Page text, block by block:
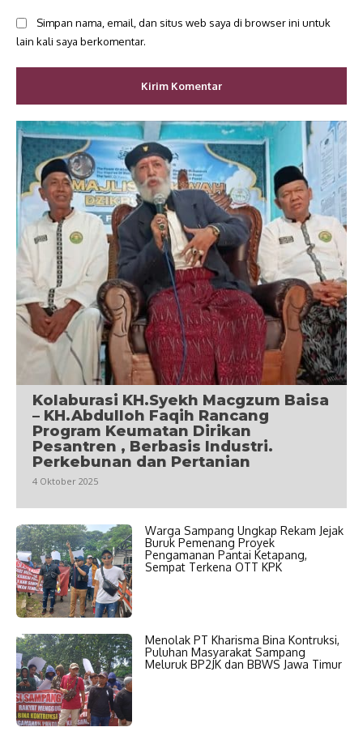
Simpan nama, email, dan situs web saya di browser ini untuk
lain kali saya berkomentar.
Kolaburasi KH.Syekh Macgzum Baisa
– KH.Abdulloh Faqih Rancang
Program Keumatan Dirikan
Pesantren , Berbasis Industri.
Perkebunan dan Pertanian
4 Oktober 2025
Warga Sampang Ungkap Rekam Jejak
Buruk Pemenang Proyek
Pengamanan Pantai Ketapang,
Sempat Terkena OTT KPK
Menolak PT Kharisma Bina Kontruksi,
Puluhan Masyarakat Sampang
Meluruk BP2JK dan BBWS Jawa Timur